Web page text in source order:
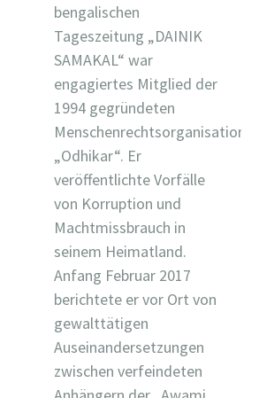
bengalischen
Tageszeitung „DAINIK
SAMAKAL“ war
engagiertes Mitglied der
1994 gegründeten
Menschenrechtsorganisation
„Odhikar“. Er
veröffentlichte Vorfälle
von Korruption und
Machtmissbrauch in
seinem Heimatland.
Anfang Februar 2017
berichtete er vor Ort von
gewalttätigen
Auseinandersetzungen
zwischen verfeindeten